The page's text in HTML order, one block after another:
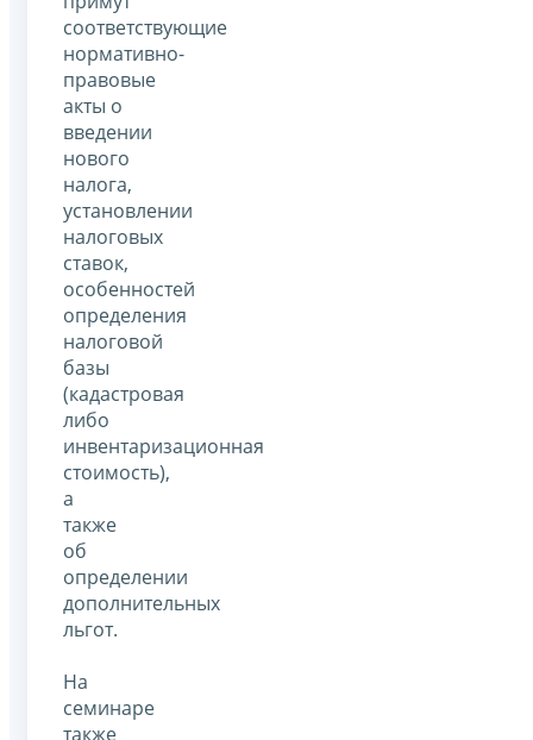
соответствующие
нормативно-
правовые
акты о
введении
нового
налога,
установлении
налоговых
ставок,
особенностей
определения
налоговой
базы
(кадастровая
либо
инвентаризационная
стоимость),
а
также
об
определении
дополнительных
льгот.
На
семинаре
также